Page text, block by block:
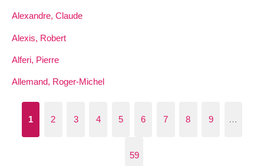
Alexandre, Claude
Alexis, Robert
Alferi, Pierre
Allemand, Roger-Michel
1 2 3 4 5 6 7 8 9 …
59